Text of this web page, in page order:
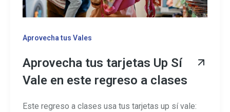
Aprovecha tus Vales
Aprovecha tus tarjetas Up Sí
Vale en este regreso a clases
Este regreso a clases usa tus tarjetas up sí vale: